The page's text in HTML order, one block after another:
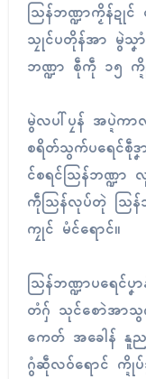
သြန်ဘဏ္ဍာကၟိန်ဍု
သၠုၚ်ပတိုန်အာ မွဲသၞာံ
ဘဏ္ဍာ စဵုကဵု ၁၅ က္
မွဲလပါ်ပၠန် အပ္ဍဲ
စရိတ်သွက်ပရေၚ်
ၚ်စရင်သြန်ဘဏ္ဍာ
ကဵုသြန်လုပ်တုဲ သြန်
ကၠုၚ် မံၚ်ရောၚ်။
သြန်ဘဏ္ဍာပရေ
တံဂှ် သုၚ်စောဲအာ
ကေတ် အခေါန် နူ
ဂွံဆဵုလဝ်ရောၚ် က္